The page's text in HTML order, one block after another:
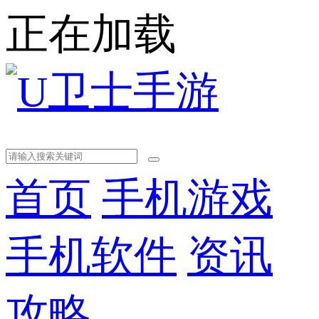
正在加载
首页 手机游戏
手机软件 资讯